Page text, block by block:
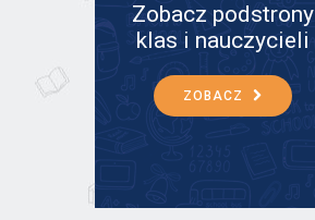
Zobacz podstrony
klas i nauczycieli
ZOBACZ